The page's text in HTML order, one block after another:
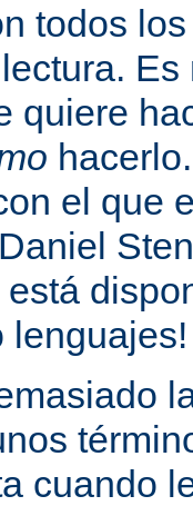
todos
quiere
el que
está
lenguajes!
cuando